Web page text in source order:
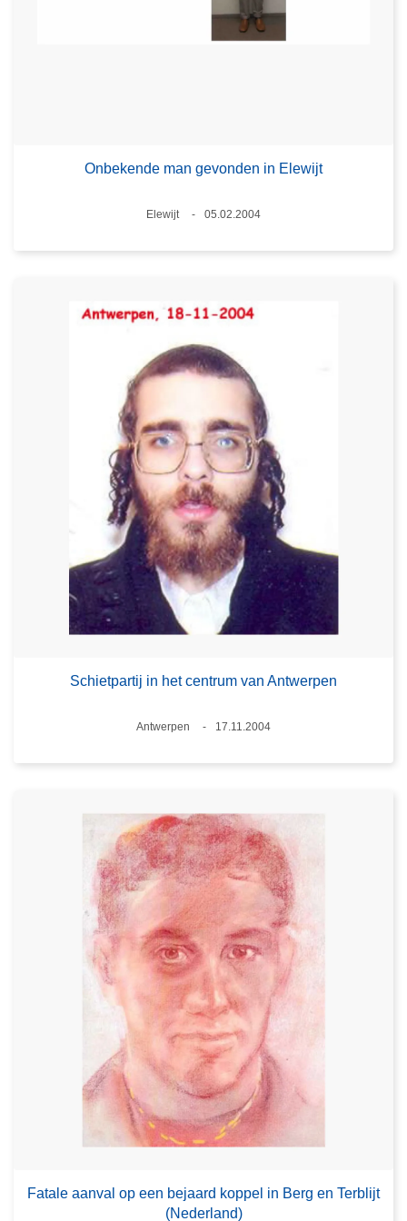
Onbekende man gevonden in Elewijt
Plaats
Elewijt
05.02.2004
Schietpartij in het centrum van Antwerpen
Plaats
Antwerpen
17.11.2004
Fatale aanval op een bejaard koppel in Berg en Terblijt
(Nederland)